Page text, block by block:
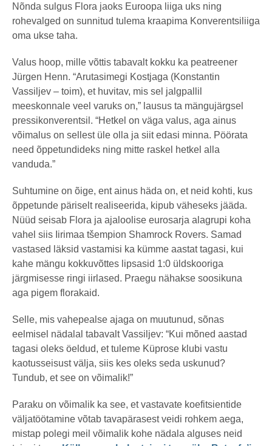
Nõnda sulgus Flora jaoks Euroopa liiga uks ning
rohevalged on sunnitud tulema kraapima Konverentsiliiga
oma ukse taha.
Valus hoop, mille võttis tabavalt kokku ka peatreener
Jürgen Henn. “Arutasimegi Kostjaga (Konstantin
Vassiljev – toim), et huvitav, mis sel jalgpallil
meeskonnale veel varuks on,” lausus ta mängujärgsel
pressikonverentsil. “Hetkel on väga valus, aga ainus
võimalus on sellest üle olla ja siit edasi minna. Pöörata
need õppetundideks ning mitte raskel hetkel alla
vanduda.”
Suhtumine on õige, ent ainus häda on, et neid kohti, kus
õppetunde päriselt realiseerida, kipub väheseks jääda.
Nüüd seisab Flora ja ajaloolise eurosarja alagrupi koha
vahel siis Iirimaa tšempion Shamrock Rovers. Samad
vastased läksid vastamisi ka kümme aastat tagasi, kui
kahe mängu kokkuvõttes lipsasid 1:0 üldskooriga
järgmisesse ringi iirlased. Praegu nähakse soosikuna
aga pigem florakaid.
Selle, mis vahepealse ajaga on muutunud, sõnas
eelmisel nädalal tabavalt Vassiljev: “Kui mõned aastad
tagasi oleks öeldud, et tuleme Küprose klubi vastu
kaotusseisust välja, siis kes oleks seda uskunud?
Tundub, et see on võimalik!”
Paraku on võimalik ka see, et vastavate koefitsientide
väljatöötamine võtab tavapärasest veidi rohkem aega,
mistap polegi meil võimalik kohe nädala alguses neid